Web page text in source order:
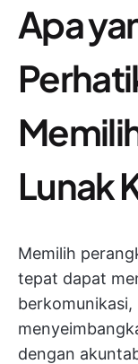
Apa
Lunak
Memilih
tepat dapat
dengan